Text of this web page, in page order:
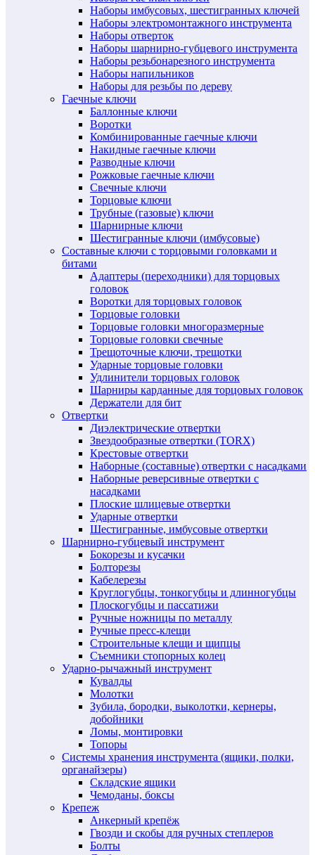
Наборы имбусовых, шестигранных ключей
Наборы электромонтажного инструмента
Наборы отверток
Наборы шарнирно-губцевого инструмента
Наборы резьбонарезного инструмента
Наборы напильников
Наборы для резьбы по дереву
Гаечные ключи
Баллонные ключи
Воротки
Комбинированные гаечные ключи
Накидные гаечные ключи
Разводные ключи
Рожковые гаечные ключи
Свечные ключи
Торцовые ключи
Трубные (газовые) ключи
Шарнирные ключи
Шестигранные ключи (имбусовые)
Составные ключи с торцовыми головками и
битами
Адаптеры (переходники) для торцовых
головок
Воротки для торцовых головок
Торцовые головки
Торцовые головки многоразмерные
Торцовые головки свечные
Трещоточные ключи, трещотки
Ударные торцовые головки
Удлинители торцовых головок
Шарниры карданные для торцовых головок
Держатели для бит
Отвертки
Диэлектрические отвертки
Звездообразные отвертки (TORX)
Крестовые отвертки
Наборные (составные) отвертки с насадками
Наборные реверсивные отвертки с
насадками
Плоские шлицевые отвертки
Ударные отвертки
Шестигранные, имбусовые отвертки
Шарнирно-губцевый инструмент
Бокорезы и кусачки
Болторезы
Кабелерезы
Круглогубцы, тонкогубцы и длинногубцы
Плоскогубцы и пассатижи
Ручные ножницы по металлу
Ручные пресс-клещи
Строительные клещи и щипцы
Съемники стопорных колец
Ударно-рычажный инструмент
Кувалды
Молотки
Зубила, бородки, выколотки, кернеры,
добойники
Ломы, монтировки
Топоры
Системы хранения инструмента (ящики, полки,
органайзеры)
Складские ящики
Чемоданы, боксы
Крепеж
Анкерный крепёж
Гвозди и скобы для ручных степлеров
Болты